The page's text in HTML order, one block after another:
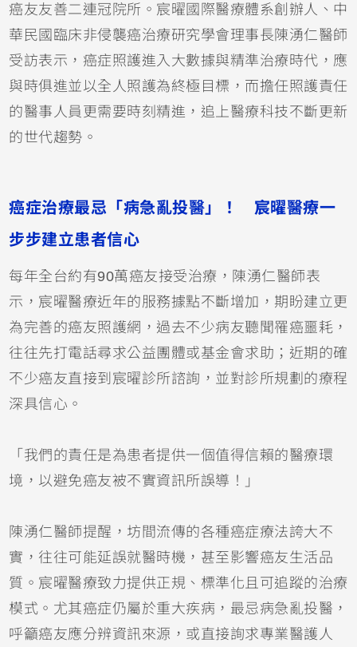
癌友友善二連冠院所。宸曜國際醫療體系創辦人、中
華民國臨床非侵襲癌治療研究學會理事長陳湧仁醫師
受訪表示，癌症照護進入大數據與精準治療時代，應
與時俱進並以全人照護為終極目標，而擔任照護責任
的醫事人員更需要時刻精進，追上醫療科技不斷更新
的世代趨勢。
癌症治療最忌「病急亂投醫」！ 宸曜醫療一
步步建立患者信心
每年全台約有90萬癌友接受治療，陳湧仁醫師表
示，宸曜醫療近年的服務據點不斷增加，期盼建立更
為完善的癌友照護網，過去不少病友聽聞罹癌噩耗，
往往先打電話尋求公益團體或基金會求助；近期的確
不少癌友直接到宸曜診所諮詢，並對診所規劃的療程
深具信心。
「我們的責任是為患者提供一個值得信賴的醫療環
境，以避免癌友被不實資訊所誤導！」
陳湧仁醫師提醒，坊間流傳的各種癌症療法誇大不
實，往往可能延誤就醫時機，甚至影響癌友生活品
質。宸曜醫療致力提供正規、標準化且可追蹤的治療
模式。尤其癌症仍屬於重大疾病，最忌病急亂投醫，
呼籲癌友應分辨資訊來源，或直接詢求專業醫護人